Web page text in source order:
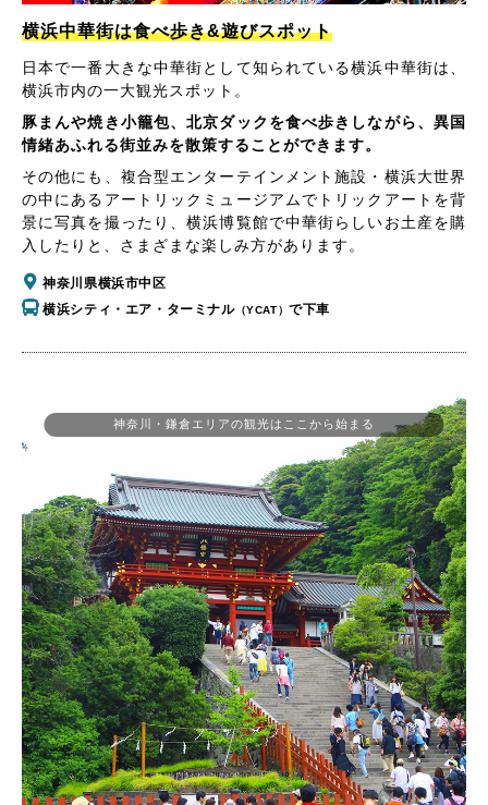
横浜中華街は食べ歩き&遊びスポット
日本で一番大きな中華街として知られている横浜中華街は、
横浜市内の一大観光スポット。
豚まんや焼き小籠包、北京ダックを食べ歩きしながら、異国
情緒あふれる街並みを散策することができます。
その他にも、複合型エンターテインメント施設・横浜大世界
の中にあるアートリックミュージアムでトリックアートを背
景に写真を撮ったり、横浜博覧館で中華街らしいお土産を購
入したりと、さまざまな楽しみ方があります。
神奈川県横浜市中区
横浜シティ・エア・ターミナル（YCAT）で下車
神奈川・鎌倉エリアの観光はここから始まる